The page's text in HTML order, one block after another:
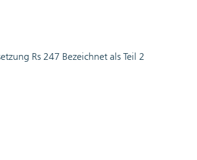
Rs 247 Bezeichnet als Teil 2